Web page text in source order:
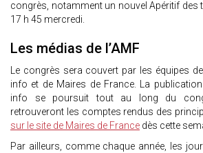
congrès, notamment un nouvel Apéritif des
17 h 45 mercredi.
Les médias de l’AMF
Le congrès sera couvert par les équipes
info et de Maires de France. La
info se poursuit tout au long du
retrouveront les comptes rendus des
sur le site de Maires de France dès cette
Par ailleurs, comme chaque année, les